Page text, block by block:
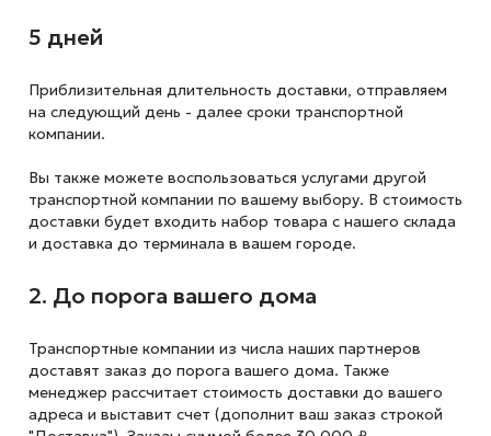
5 дней
Приблизительная длительность доставки, отправляем
на следующий день - далее сроки транспортной
компании.
Вы также можете воспользоваться услугами другой
транспортной компании по вашему выбору. В стоимость
доставки будет входить набор товара с нашего склада
и доставка до терминала в вашем городе.
2. До порога вашего дома
Транспортные компании из числа наших партнеров
доставят заказ до порога вашего дома. Также
менеджер рассчитает стоимость доставки до вашего
адреса и выставит счет (дополнит ваш заказ строкой